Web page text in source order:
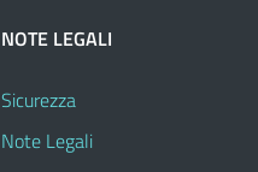
NOTE LEGALI
Sicurezza
Note Legali